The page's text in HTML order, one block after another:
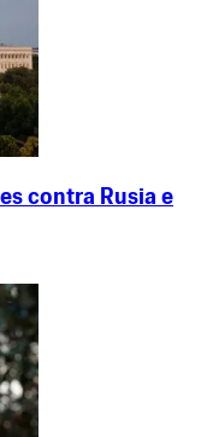
contra Rusia e